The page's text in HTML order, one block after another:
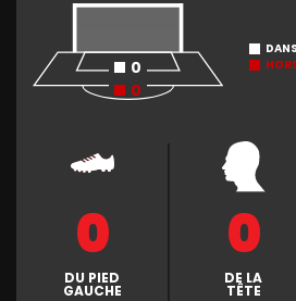
0
0
0
DU PIED
GAUCHE
0
DE LA
TÊTE